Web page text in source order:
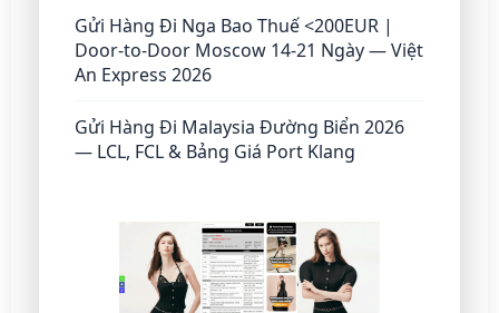
Gửi Hàng Đi Nga Bao Thuế <200EUR |
Door-to-Door Moscow 14-21 Ngày — Việt
An Express 2026
Gửi Hàng Đi Malaysia Đường Biển 2026
— LCL, FCL & Bảng Giá Port Klang